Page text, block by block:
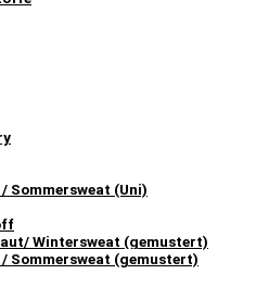
Sommersweat (Uni)
Wintersweat (gemustert)
Sommersweat (gemustert)